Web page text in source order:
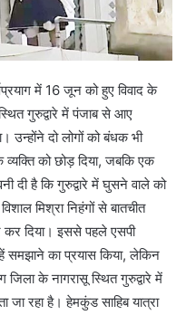
में 16 जून को हुए विवाद के
गुरुद्वारे में पंजाब से आए
उन्होंने दो लोगों को बंधक भी
व्यक्ति को छोड़ दिया, जबकि एक
दी है कि गुरुद्वारे में घुसने वाले को
मिश्रा निहंगों से बातचीत
दिया। इससे पहले एसपी
समझाने का प्रयास किया, लेकिन
के नागरासू स्थित गुरुद्वारे में
जा रहा है। हेमकुंड साहिब यात्रा